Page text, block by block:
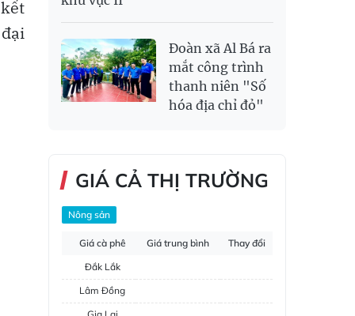
Đoàn xã Al Bá ra
mắt công trình
thanh niên "Số
hóa địa chỉ đỏ"
GIÁ CẢ THỊ TRƯỜNG
Nông sản
Giá cà phê Giá trung bình
Thay đổi
Đắk Lắk
Lâm Đồng